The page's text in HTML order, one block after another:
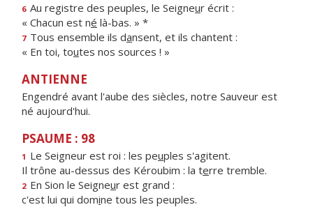
6 Au registre des peuples, le Seigneur écrit :
« Chacun est né là-bas. » *
7 Tous ensemble ils dansent, et ils chantent :
« En toi, toutes nos sources ! »
ANTIENNE
Engendré avant l'aube des siècles, notre Sauveur est
né aujourd'hui.
PSAUME : 98
1 Le Seigneur est roi : les peuples s'agitent.
Il trône au-dessus des Kéroubim : la terre tremble.
2 En Sion le Seigneur est grand :
c'est lui qui domine tous les peuples.